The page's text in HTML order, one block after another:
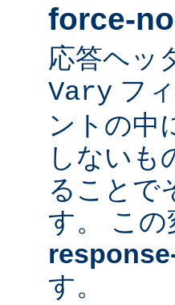
force-
応答ヘッ
Vary フ
ントの中
しないも
ることで
す。 この
す。